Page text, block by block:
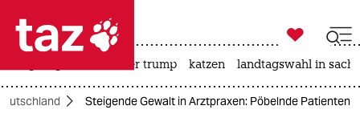
 taz zahl ich
taz zahl ich

taz zahl ich
usa unter trump katzen landtagswahl in
Steigende Gewalt in Arztpraxen: Pöbelnde Patienten